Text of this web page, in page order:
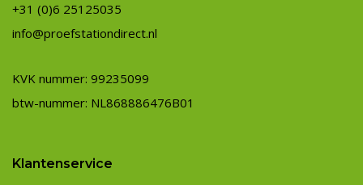
+31 (0)6 25125035
info@proefstationdirect.nl
KVK nummer: 99235099
btw-nummer: NL868886476B01
Klantenservice